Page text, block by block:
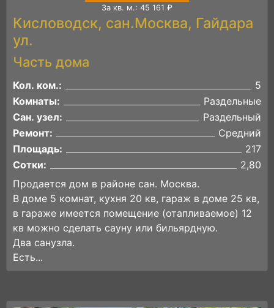
За кв. м.: 45 161 ₽
Кисловодск, сан.Москва, Гайдара
ул.
Часть дома
Кол. ком.:
5
Комнаты:
Раздельные
Сан. узел:
Раздельный
Ремонт:
Средний
Площадь:
217
Сотки:
2,80
Продается дом в районе сан. Москва.
В доме 5 комнат, кухня 20 кв, гараж в доме 25 кв,
в гараже имеется помещение (отапливаемое) 12
кв можно сделать сауну или бильярдную.
Два санузла.
Есть...